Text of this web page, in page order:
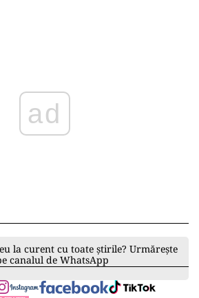
ad
la curent cu toate știrile? Urmărește
canalul de WhatsApp